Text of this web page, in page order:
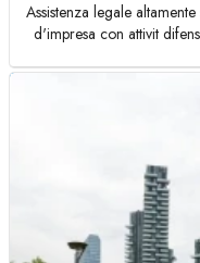
Assistenza legale
d'impresa con attivit